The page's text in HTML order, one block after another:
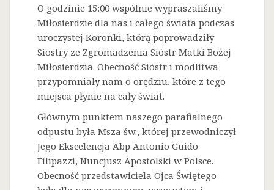
O godzinie 15:00 wspólnie wypraszaliśmy
Miłosierdzie dla nas i całego świata podczas
uroczystej Koronki, którą poprowadziły
Siostry ze Zgromadzenia Sióstr Matki Bożej
Miłosierdzia. Obecność Sióstr i modlitwa
przypomniały nam o orędziu, które z tego
miejsca płynie na cały świat.
Głównym punktem naszego parafialnego
odpustu była Msza św., której przewodniczył
Jego Ekscelencja Abp Antonio Guido
Filipazzi, Nuncjusz Apostolski w Polsce.
Obecność przedstawiciela Ojca Świętego